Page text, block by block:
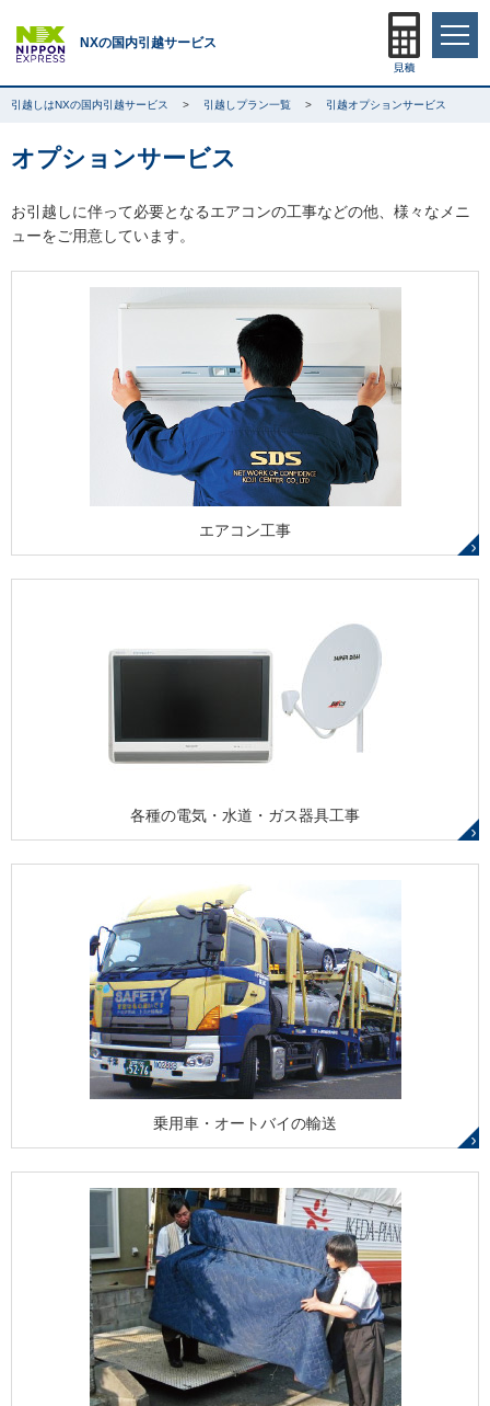
NXの国内引越サービス
引越しはNXの国内引越サービス 引越しプラン一覧 引越オプションサービス
オプションサービス
お引越しに伴って必要となるエアコンの工事などの他、様々なメニ
ューをご用意しています。
エアコン工事
各種の電気・水道・ガス器具工事
乗用車・オートバイの輸送